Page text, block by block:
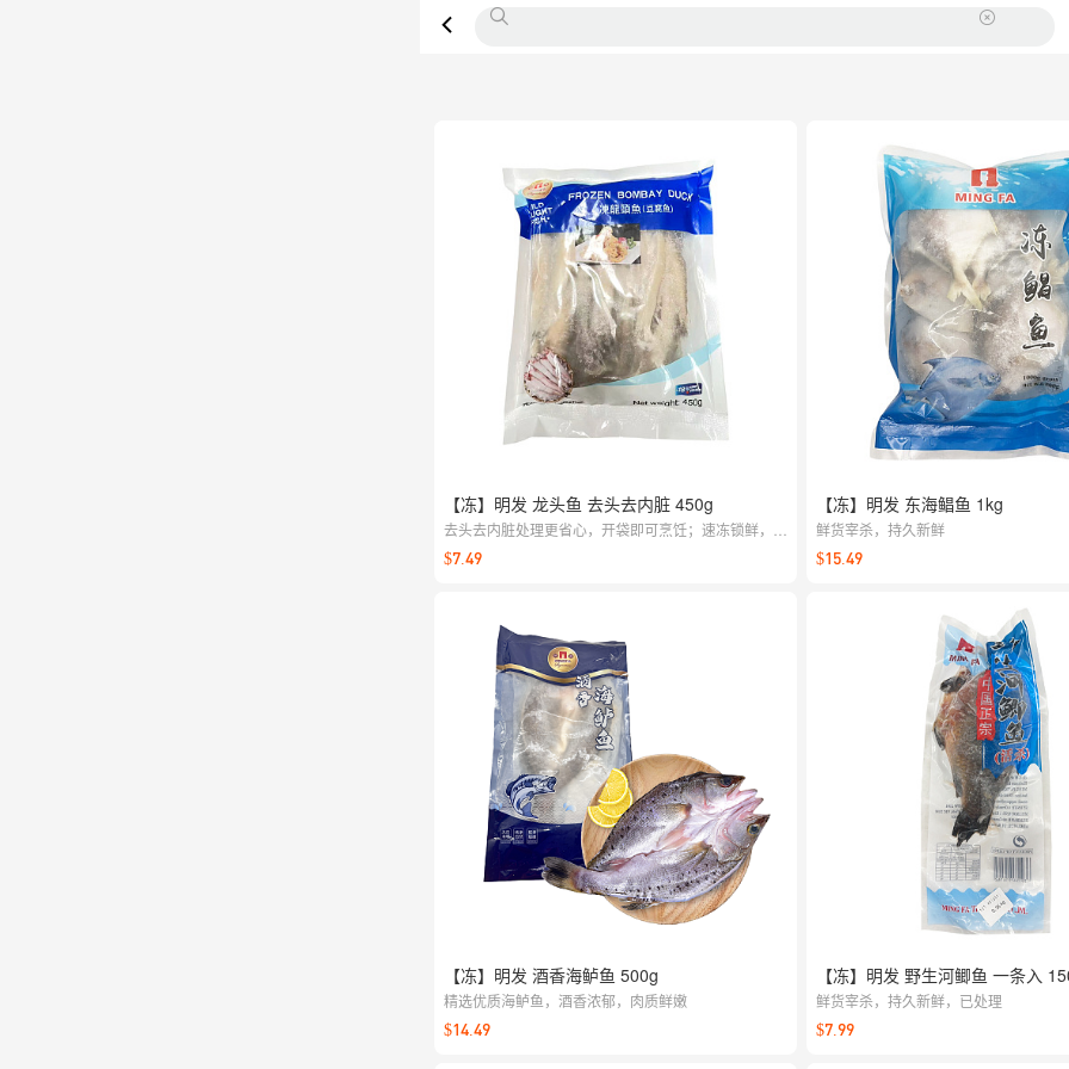
【冻】明发 龙头鱼 去头去内脏 450g
去头去内脏处理更省心，开袋即可烹饪；速冻锁鲜，鱼
肉紧实鲜香。适合清蒸、红烧或煎烤，简单做出家常好
味。
$7.49
【冻】明发 酒香海鲈鱼 500g
精选优质海鲈鱼，酒香浓郁，肉质鲜嫩
$14.49
【冻】明发 东海鲳鱼 1kg
鲜货宰杀，持久新鲜
$15.49
【冻】明发 野生河鲫鱼 一条入
鲜货宰杀，持久新鲜，已处理
$7.99